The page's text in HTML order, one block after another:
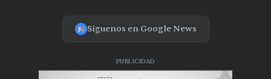
Síguenos en Google News
PUBLICIDAD